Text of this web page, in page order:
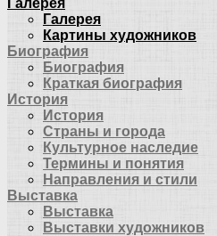
Галерея
Галерея
Картины художников
Биография
Биография
Краткая биография
История
История
Страны и города
Культурное наследие
Термины и понятия
Направления и стили
Выставка
Выставка
Выставки художников